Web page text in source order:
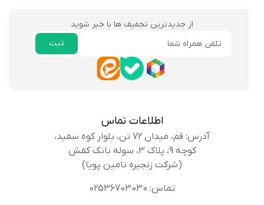
از جدیدترین تخفیف ها با خبر شوید
اطلاعات تماس
آدرس: قم، میدان 72 تن، بلوار کوه سفید،
کوچه 9، پلاک 3، سوله بانک کفش
(شرکت زنجیره تامین پویا)
تماس: 02536703030